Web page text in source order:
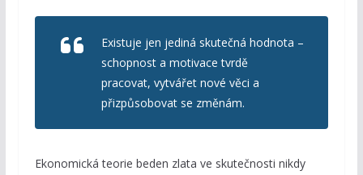
Existuje jen jediná skutečná hodnota –
schopnost a motivace tvrdě
pracovat, vytvářet nové věci a
přizpůsobovat se změnám.
Ekonomická teorie beden zlata ve skutečnosti nikdy